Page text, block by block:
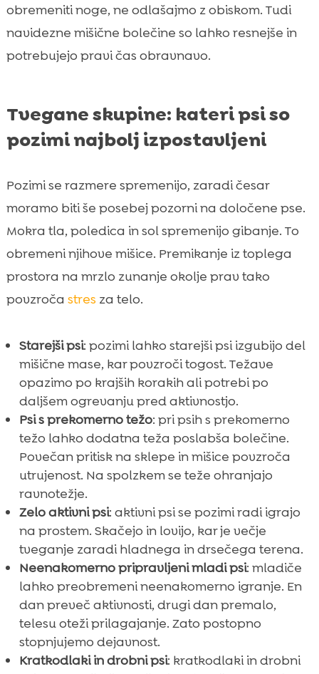
obremeniti noge, ne odlašajmo z obiskom. Tudi
navidezne mišične bolečine so lahko resnejše in
potrebujejo pravi čas obravnavo.
Tvegane skupine: kateri psi so
pozimi najbolj izpostavljeni
Pozimi se razmere spremenijo, zaradi česar
moramo biti še posebej pozorni na določene pse.
Mokra tla, poledica in sol spremenijo gibanje. To
obremeni njihove mišice. Premikanje iz toplega
prostora na mrzlo zunanje okolje prav tako
povzroča stres za telo.
Starejši psi: pozimi lahko starejši psi izgubijo del
mišične mase, kar povzroči togost. Težave
opazimo po krajših korakih ali potrebi po
daljšem ogrevanju pred aktivnostjo.
Psi s prekomerno težo: pri psih s prekomerno
težo lahko dodatna teža poslabša bolečine.
Povečan pritisk na sklepe in mišice povzroča
utrujenost. Na spolzkem se teže ohranjajo
ravnotežje.
Zelo aktivni psi: aktivni psi se pozimi radi igrajo
na prostem. Skačejo in lovijo, kar je večje
tveganje zaradi hladnega in drsečega terena.
Neenakomerno pripravljeni mladi psi: mladiče
lahko preobremeni neenakomerno igranje. En
dan preveč aktivnosti, drugi dan premalo,
telesu oteži prilagajanje. Zato postopno
stopnjujemo dejavnost.
Kratkodlaki in drobni psi: kratkodlaki in drobni